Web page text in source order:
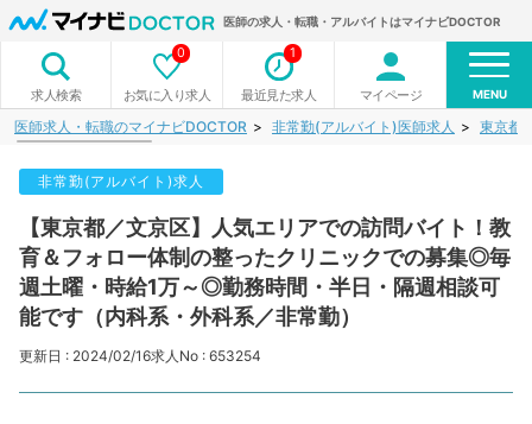
医師の求人・転職・アルバイトはマイナビDOCTOR
求人検索 お気に入り求人
0
最近見た求人
1
マイページ MENU
医師求人・転職のマイナビDOCTOR 非常勤(アルバイト)医師求人 東京都
非常勤(アルバイト)求人
【東京都／文京区】人気エリアでの訪問バイト！教
育＆フォロー体制の整ったクリニックでの募集◎毎
週土曜・時給1万～◎勤務時間・半日・隔週相談可
能です（内科系・外科系／非常勤）
更新日 : 2024/02/16求人No : 653254